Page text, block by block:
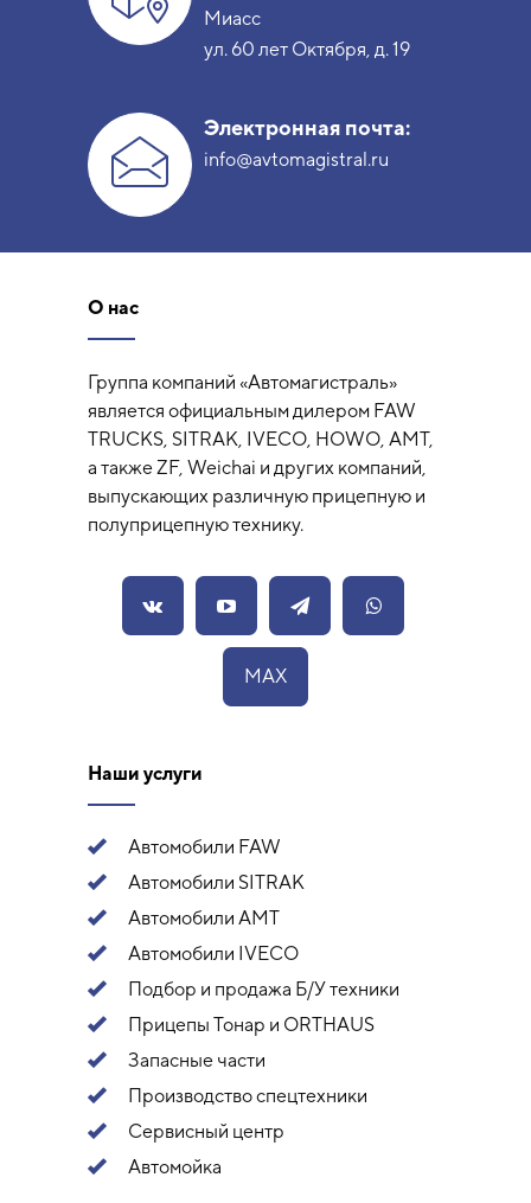
Миасс
ул. 60 лет Октября, д. 19
Электронная почта:
info@avtomagistral.ru
О нас
Группа компаний «Автомагистраль»
является официальным дилером FAW
TRUCKS, SITRAK, IVECO, HOWO, AMT,
а также ZF, Weichai и других компаний,
выпускающих различную прицепную и
полуприцепную технику.
MAX
Наши услуги
Автомобили FAW
Автомобили SITRAK
Автомобили АМТ
Автомобили IVECO
Подбор и продажа Б/У техники
Прицепы Тонар и ORTHAUS
Запасные части
Производство спецтехники
Сервисный центр
Автомойка